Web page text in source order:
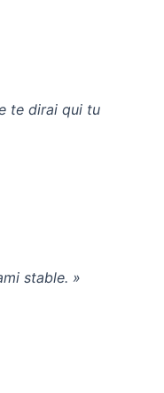
te dirai qui tu
stable. »